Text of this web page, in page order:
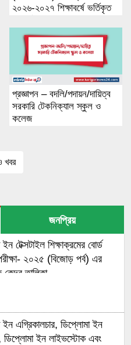
২০২৬-২০২৭ শিক্ষাবর্ষে ভর্তিকৃত
রেজিস্ট্রেশন কার্যক্রম সম্পন্ন
করার সময়সীমা বৃদ্ধির বিজ্ঞপ্তি
প্রজ্ঞাপন – বদলি/পদায়ন/দায়িত্ব
সরকারি টেকনিক্যাল স্কুল ও
কলেজ
খবর
জনপ্রিয়
টেক্সটাইল শিক্ষাক্রমের বোর্ড
২০২৫ (বিজোড় পর্ব) এর
কেন্দ্র তালিকা
ইন এগ্রিকালচার, ডিপ্লোমা ইন
ডিপ্লোমা ইন লাইভস্টোক এবং